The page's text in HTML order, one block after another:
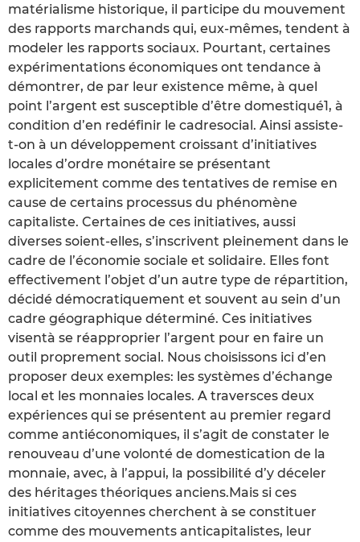
matérialisme historique, il participe du mouvement
des rapports marchands qui, eux-mêmes, tendent à
modeler les rapports sociaux. Pourtant, certaines
expérimentations économiques ont tendance à
démontrer, de par leur existence même, à quel
point l’argent est susceptible d’être domestiqué1, à
condition d’en redéfinir le cadresocial. Ainsi assiste-
t-on à un développement croissant d’initiatives
locales d’ordre monétaire se présentant
explicitement comme des tentatives de remise en
cause de certains processus du phénomène
capitaliste. Certaines de ces initiatives, aussi
diverses soient-elles, s’inscrivent pleinement dans le
cadre de l’économie sociale et solidaire. Elles font
effectivement l’objet d’un autre type de répartition,
décidé démocratiquement et souvent au sein d’un
cadre géographique déterminé. Ces initiatives
visentà se réapproprier l’argent pour en faire un
outil proprement social. Nous choisissons ici d’en
proposer deux exemples: les systèmes d’échange
local et les monnaies locales. A traversces deux
expériences qui se présentent au premier regard
comme antiéconomiques, il s’agit de constater le
renouveau d’une volonté de domestication de la
monnaie, avec, à l’appui, la possibilité d’y déceler
des héritages théoriques anciens.Mais si ces
initiatives citoyennes cherchent à se constituer
comme des mouvements anticapitalistes, leur